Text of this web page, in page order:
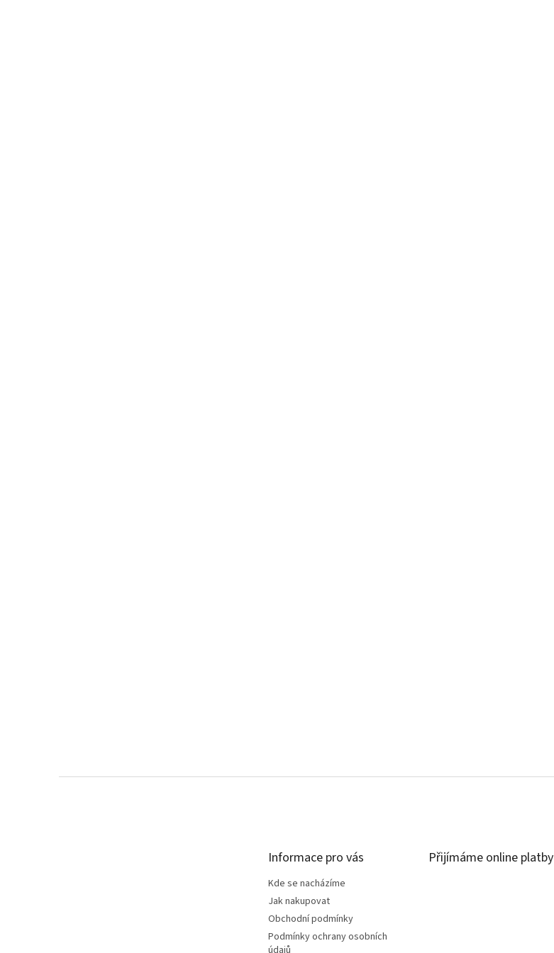
Informace pro vás
Kde se nacházíme
Jak nakupovat
Obchodní podmínky
Podmínky ochrany osobních
Přijímáme online platby